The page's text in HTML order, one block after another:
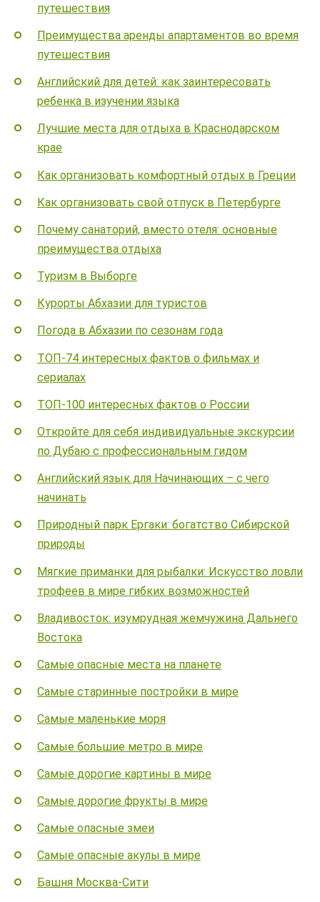
путешествия
Преимущества аренды апартаментов во время
путешествия
Английский для детей: как заинтересовать
ребенка в изучении языка
Лучшие места для отдыха в Краснодарском
крае
Как организовать комфортный отдых в Греции
Как организовать свой отпуск в Петербурге
Почему санаторий, вместо отеля: основные
преимущества отдыха
Туризм в Выборге
Курорты Абхазии для туристов
Погода в Абхазии по сезонам года
ТОП-74 интересных фактов о фильмах и
сериалах
ТОП-100 интересных фактов о России
Откройте для себя индивидуальные экскурсии
по Дубаю с профессиональным гидом
Английский язык для Начинающих – с чего
начинать
Природный парк Ергаки: богатство Сибирской
природы
Мягкие приманки для рыбалки: Искусство ловли
трофеев в мире гибких возможностей
Владивосток: изумрудная жемчужина Дальнего
Востока
Самые опасные места на планете
Самые старинные постройки в мире
Самые маленькие моря
Самые большие метро в мире
Самые дорогие картины в мире
Самые дорогие фрукты в мире
Самые опасные змеи
Самые опасные акулы в мире
Башня Москва-Сити